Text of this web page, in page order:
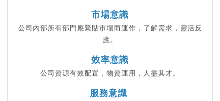
市場意識
公司內部所有部門應緊貼市場而運作，了解需求，靈活反
應。
效率意識
公司資源有效配置，物資運用，人盡其才。
服務意識